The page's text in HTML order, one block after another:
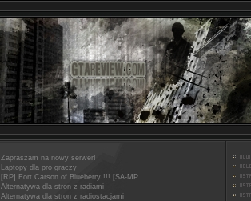
Zapraszam na nowy serwer!
Laptopy dla pro graczy
[RP] Fort Carson of Blueberry !!! [SA-MP...
Alternatywa dla stron z radiami
Alternatywa dla stron z radiostacjami